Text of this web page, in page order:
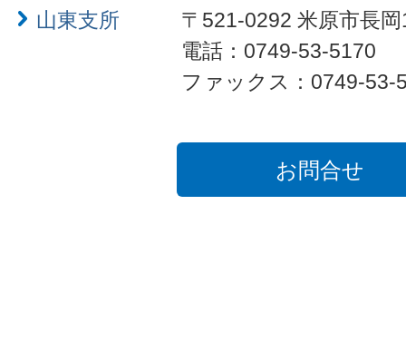
山東支所
〒521-0292 米原市長
電話：0749-53-5170
ファックス：0749-53-
お問合せ